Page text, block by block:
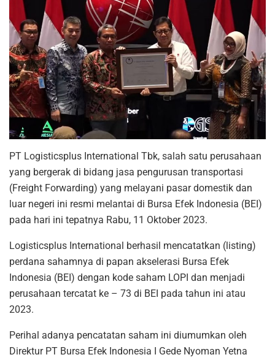
PT Logisticsplus International Tbk, salah satu perusahaan
yang bergerak di bidang jasa pengurusan transportasi
(Freight Forwarding) yang melayani pasar domestik dan
luar negeri ini resmi melantai di Bursa Efek Indonesia (BEI)
pada hari ini tepatnya Rabu, 11 Oktober 2023.
Logisticsplus International berhasil mencatatkan (listing)
perdana sahamnya di papan akselerasi Bursa Efek
Indonesia (BEI) dengan kode saham LOPI dan menjadi
perusahaan tercatat ke – 73 di BEI pada tahun ini atau
2023.
Perihal adanya pencatatan saham ini diumumkan oleh
Direktur PT Bursa Efek Indonesia I Gede Nyoman Yetna